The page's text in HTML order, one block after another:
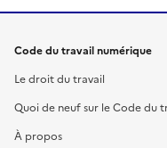
Code du travail numérique
Le droit du travail
Quoi de neuf sur le Code du
À propos